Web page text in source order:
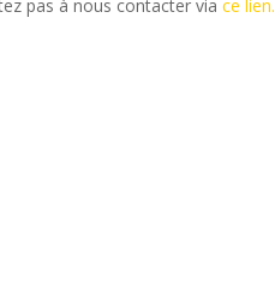
pas à nous contacter via ce lien.